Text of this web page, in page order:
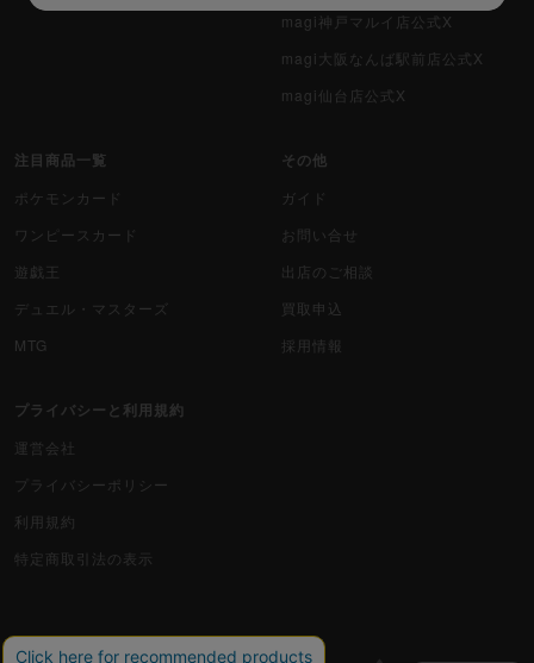
デュエマ海外版
遊戯王海外版
カードファイト!! ヴァンガード
バトルスピリッツ
ドラゴンボールヒーローズ
スポーツ
magi神戸マルイ店公式X
magi大阪なんば駅前店公式X
magi仙台店公式X
注目商品一覧
ポケモンカード
ワンピースカード
遊戯王
デュエル・マスターズ
MTG
その他
ガイド
お問い合せ
出店のご相談
買取申込
採用情報
プライバシーと利用規約
運営会社
プライバシーポリシー
利用規約
特定商取引法の表示